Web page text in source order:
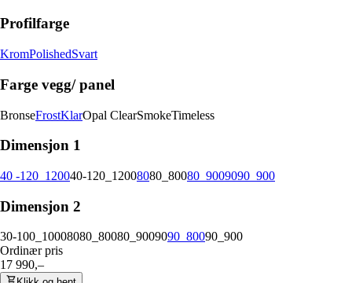
Profilfarge
KromPolishedSvart
Farge vegg/ panel
BronseFrostKlarOpal ClearSmokeTimeless
Dimensjon 1
40 -120_120040-120_12008080_80080_9009090_900
Dimensjon 2
30-100_10008080_80080_9009090_80090_900
Ordinær pris
17 990,–